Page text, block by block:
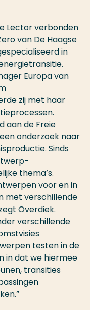
Lector verbonden
van De Haagse
in
Europa van
zij met haar
aan de Freie
onderzoek naar
Sinds
thema’s.
voor en in
met verschillende
Overdiek.
verschillende
testen in de
in dat we hiermee
transities